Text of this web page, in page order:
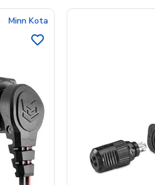
Minn Kota